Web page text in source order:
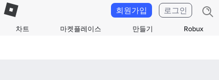
차트 마켓플레이스 만들기 Robux
회원가입 로그인